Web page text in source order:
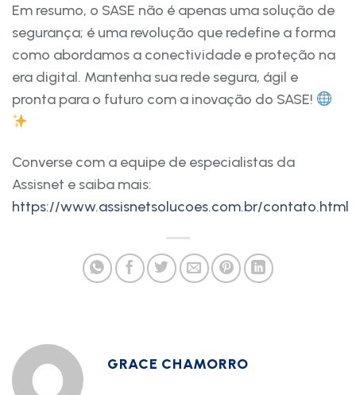
Em resumo, o SASE não é apenas uma solução de
segurança; é uma revolução que redefine a forma
como abordamos a conectividade e proteção na
era digital. Mantenha sua rede segura, ágil e
pronta para o futuro com a inovação do SASE!
Converse com a equipe de especialistas da
Assisnet e saiba mais:
https://www.assisnetsolucoes.com.br/contato.html
GRACE CHAMORRO